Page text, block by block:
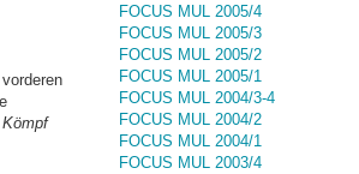
FOCUS MUL 2005/4
FOCUS MUL 2005/3
FOCUS MUL 2005/2
FOCUS MUL 2005/1
FOCUS MUL 2004/3-4
FOCUS MUL 2004/2
FOCUS MUL 2004/1
FOCUS MUL 2003/4